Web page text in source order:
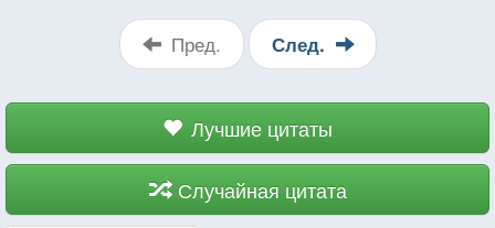
Пред. След.
Лучшие цитаты
Случайная цитата